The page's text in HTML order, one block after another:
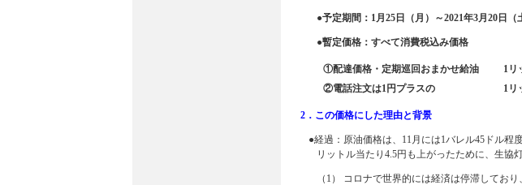
●予定期間：1月25日（月）～2021年3月20日（
●暫定価格：すべて消費税込み価格
①配達価格・定期巡回おまかせ給油
1リ
②電話注文は1円プラスの
1
2．この価格にした理由と背景
●経過：原油価格は、11月には1バレル45ドル程
リットル当たり4.5円も上がったために、生協
（1） コロナで世界的には経済は停滞してお